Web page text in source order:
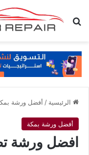
بحث عن
الرئيسية / أفضل ورشة
أفضل ورشة بمكة
افضل ورشة